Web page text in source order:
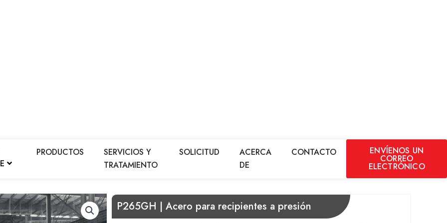
PRODUCTOS
SERVICIOS Y
TRATAMIENTO
SOLICITUD
ACERCA
DE
CONTACTO ENVÍENOS UN
CORREO
ELECTRÓNICO
P265GH | Acero para recipientes a presión